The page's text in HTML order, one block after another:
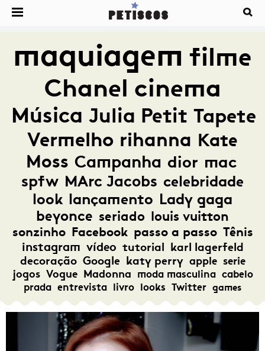
maquiagem filme
Chanel cinema
Música Julia Petit Tapete
Vermelho rihanna Kate
Moss Campanha dior mac
spfw MArc Jacobs celebridade
look lançamento Lady gaga
beyonce seriado louis vuitton
sonzinho Facebook passo a passo Tênis
instagram vídeo tutorial karl lagerfeld
decoração Google katy perry apple serie
jogos Vogue Madonna moda masculina cabelo
prada entrevista livro looks Twitter games